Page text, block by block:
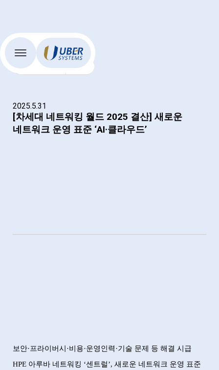
Menu
UBER systems 뉴스룸
2025.5.31
[차세대 네트워킹 월드 2025 결산] 새로운
네트워크 운영 표준 ‘AI·클라우드’
보안·프라이버시 ·비용·운영인력·기술 문제 등 해결 시급
HPE 아루바 네트워킹 ‘센트럴’,새로운 네트워크 운영 표준